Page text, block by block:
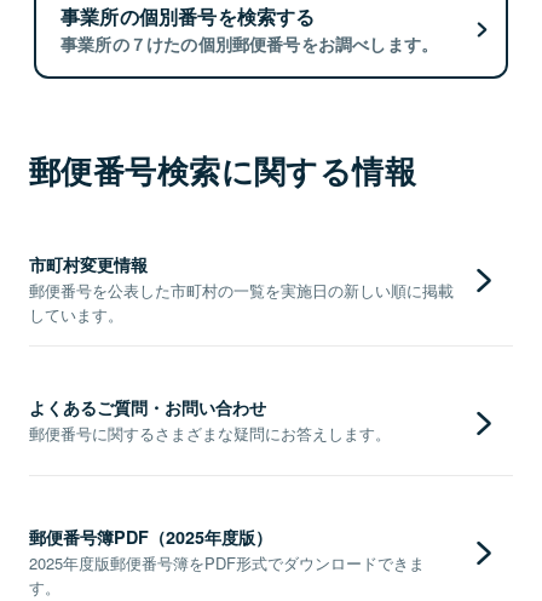
事業所の個別番号を検索する
事業所の７けたの個別郵便番号をお調べします。
郵便番号検索に関する情報
市町村変更情報
郵便番号を公表した市町村の一覧を実施日の新しい順に掲載
しています。
よくあるご質問・お問い合わせ
郵便番号に関するさまざまな疑問にお答えします。
郵便番号簿PDF（2025年度版）
2025年度版郵便番号簿をPDF形式でダウンロードできま
す。